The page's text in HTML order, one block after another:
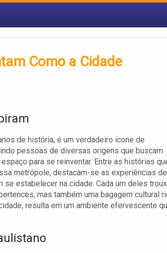
Como a Cidade
de história, é um verdadeiro ícone de
pessoas de diversas origens que buscam
para se reinventar. Entre as histórias
metrópole, destacam-se as experiências de
se estabelecer na cidade. Cada um deles
mas também uma bagagem cultural
resulta em um ambiente efervescente